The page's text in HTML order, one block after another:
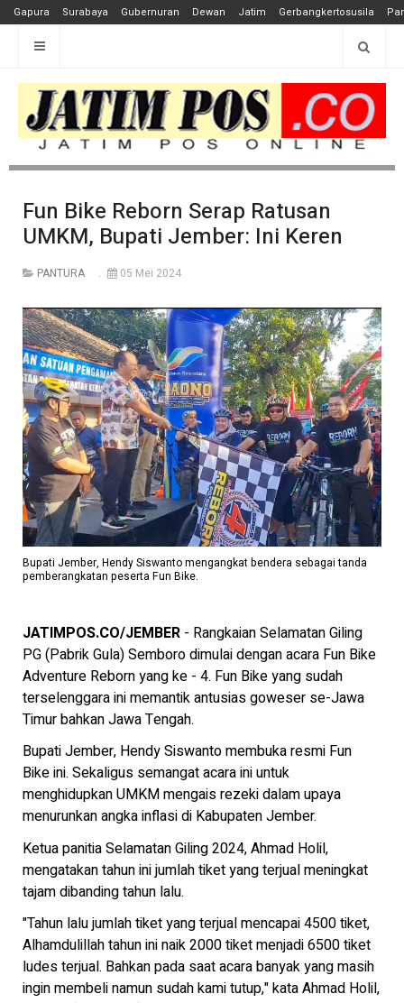
Gapura Surabaya Gubernuran Dewan Jatim Gerbangkertosusila
Fun Bike Reborn Serap Ratusan
UMKM, Bupati Jember: Ini Keren
PANTURA 05 Mei 2024
Bupati Jember, Hendy Siswanto mengangkat bendera sebagai tanda
pemberangkatan peserta Fun Bike.
JATIMPOS.CO/JEMBER - Rangkaian Selamatan Giling
PG (Pabrik Gula) Semboro dimulai dengan acara Fun Bike
Adventure Reborn yang ke - 4. Fun Bike yang sudah
terselenggara ini memantik antusias goweser se-Jawa
Timur bahkan Jawa Tengah.
Bupati Jember, Hendy Siswanto membuka resmi Fun
Bike ini. Sekaligus semangat acara ini untuk
menghidupkan UMKM mengais rezeki dalam upaya
menurunkan angka inflasi di Kabupaten Jember.
Ketua panitia Selamatan Giling 2024, Ahmad Holil,
mengatakan tahun ini jumlah tiket yang terjual meningkat
tajam dibanding tahun lalu.
"Tahun lalu jumlah tiket yang terjual mencapai 4500 tiket,
Alhamdulillah tahun ini naik 2000 tiket menjadi 6500 tiket
ludes terjual. Bahkan pada saat acara banyak yang masih
ingin membeli namun sudah kami tutup," kata Ahmad Holil,